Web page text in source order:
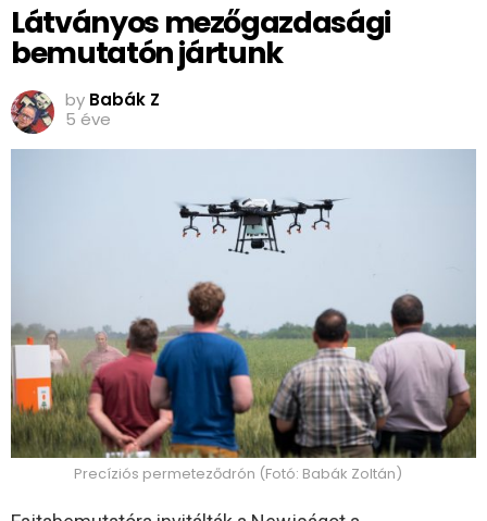
Látványos mezőgazdasági
bemutatón jártunk
by Babák Z
5 éve
Precíziós permeteződrón (Fotó: Babák Zoltán)